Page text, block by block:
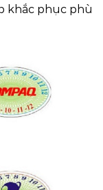
khắc phục phù